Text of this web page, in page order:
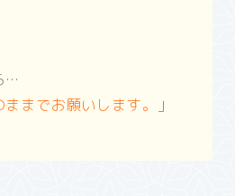
…
までお願いします。
」